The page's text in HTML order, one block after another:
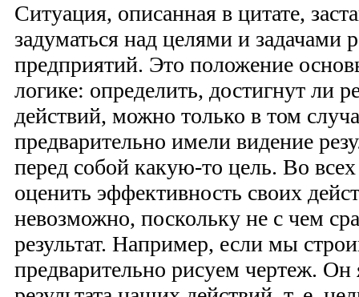
Ситуация, описанная в цитате,
задуматься над целями и задачами
предприятий. Это положение
логике: опре­делить, достигнут ли
действий, можно только в том
предварительно имели видение
перед собой какую-то цель. Во
оценить эффективность своих
невозможно, поскольку не с чем
результат. Например, если мы
предварительно рисуем чертеж. Он